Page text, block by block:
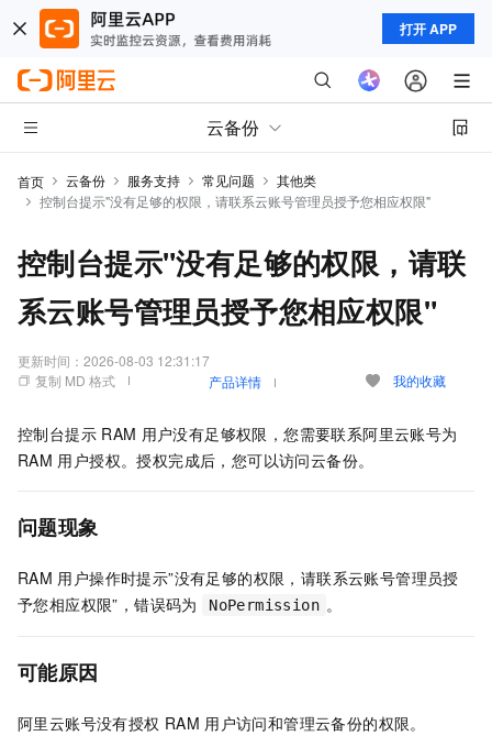
打开 APP
云备份
首页 云备份 服务支持 常见问题
其他类
控制台提示"没有足够的权限，请联系云账号管理员授予您相应权限"
控制台提示"没有足够的权限，请联
系云账号管理员授予您相应权限"
更新时间： 2026-08-03 12:31:17
复制 MD 格式
产品详情 我的收藏
控制台提示 RAM 用户没有足够权限，您需要联系阿里云账号为
RAM 用户授权。授权完成后，您可以访问云备份。
问题现象
RAM 用户操作时提示”没有足够的权限，请联系云账号管理员授
予您相应权限”，错误码为
NoPermission 。
可能原因
阿里云账号没有授权 RAM 用户访问和管理云备份的权限。